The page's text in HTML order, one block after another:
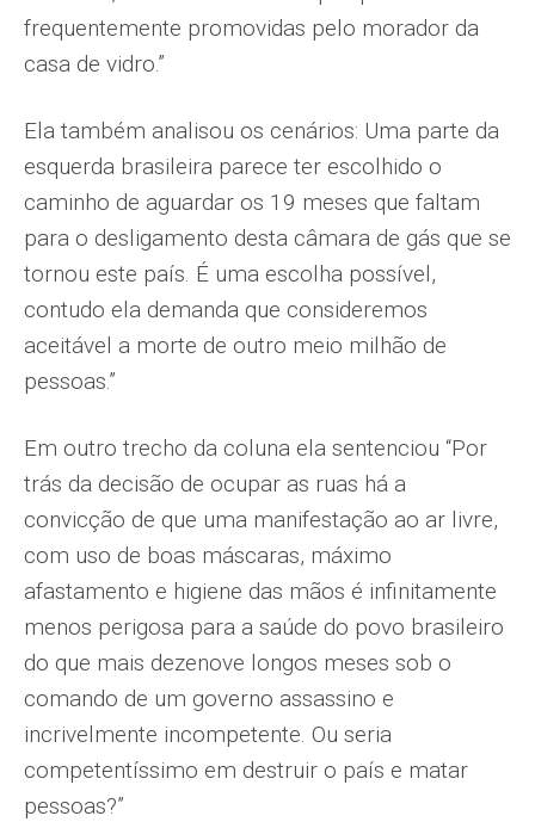
frequentemente promovidas pelo morador da
casa de vidro.”
Ela também analisou os cenários: Uma parte da
esquerda brasileira parece ter escolhido o
caminho de aguardar os 19 meses que faltam
para o desligamento desta câmara de gás que se
tornou este país. É uma escolha possível,
contudo ela demanda que consideremos
aceitável a morte de outro meio milhão de
pessoas.”
Em outro trecho da coluna ela sentenciou “Por
trás da decisão de ocupar as ruas há a
convicção de que uma manifestação ao ar livre,
com uso de boas máscaras, máximo
afastamento e higiene das mãos é infinitamente
menos perigosa para a saúde do povo brasileiro
do que mais dezenove longos meses sob o
comando de um governo assassino e
incrivelmente incompetente. Ou seria
competentíssimo em destruir o país e matar
pessoas?”